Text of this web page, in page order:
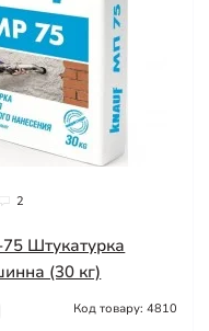
2
Штукатурка
(30 кг)
Код товару: 4810